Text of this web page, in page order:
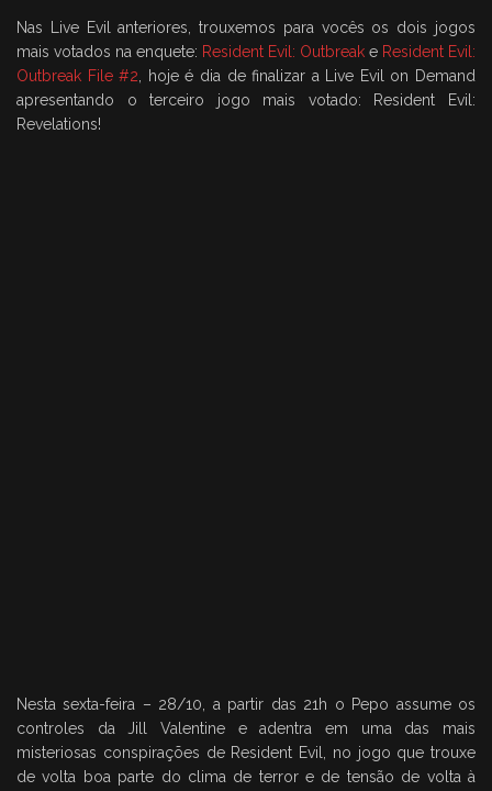
Nas Live Evil anteriores, trouxemos para vocês os dois jogos
mais votados na enquete: Resident Evil: Outbreak e Resident Evil:
Outbreak File #2 , hoje é dia de finalizar a Live Evil on Demand
apresentando o terceiro jogo mais votado: Resident Evil:
Revelations!
Nesta sexta-feira – 28/10, a partir das 21h o Pepo assume os
controles da Jill Valentine e adentra em uma das mais
misteriosas conspirações de Resident Evil, no jogo que trouxe
de volta boa parte do clima de terror e de tensão de volta à